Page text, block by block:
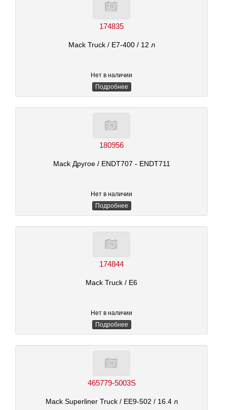
174835
Mack Truck / E7-400 / 12 л
Нет в наличии
Подробнее
180956
Mack Другое / ENDT707 - ENDT711
Нет в наличии
Подробнее
174844
Mack Truck/ E6
Нет в наличии
Подробнее
465779-5003S
Mack Superliner Truck / EE9-502 / 16.4 л